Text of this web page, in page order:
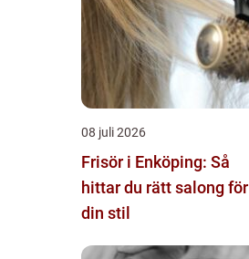
08 juli 2026
Frisör i Enköping: Så
hittar du rätt salong för
din stil